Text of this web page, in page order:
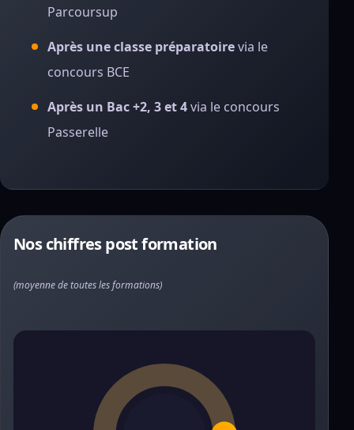
Parcoursup
Après une classe préparatoirevia le
concours BCE
Après un Bac +2, 3 et 4via le concours
Passerelle
Nos chiffres post formation
(moyenne de toutes les formations)